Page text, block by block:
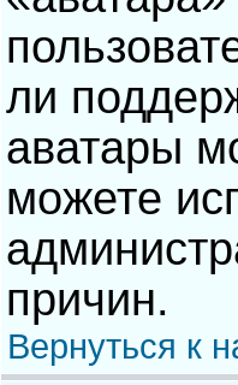
ли
аватары
можете
причин.
Вернуться к